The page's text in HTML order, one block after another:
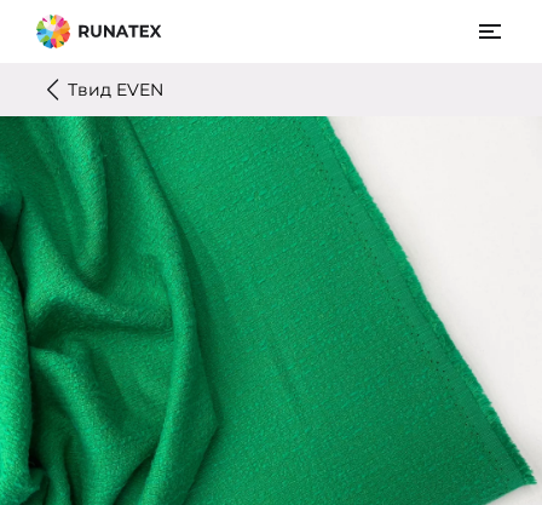
Твид EVEN